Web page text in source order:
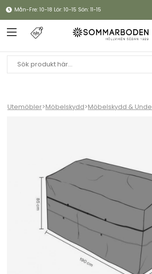
Mån-Fre: 10-18 Lör: 10-15 Sön: 11-15
Utemöbler>Möbelskydd>Möbelskydd &